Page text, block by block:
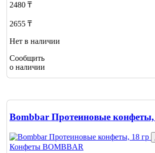
2480 ₸
2655 ₸
Нет в наличии
Сообщить
о наличии
Bombbar Протеиновые конфеты,
Конфеты BOMBBAR